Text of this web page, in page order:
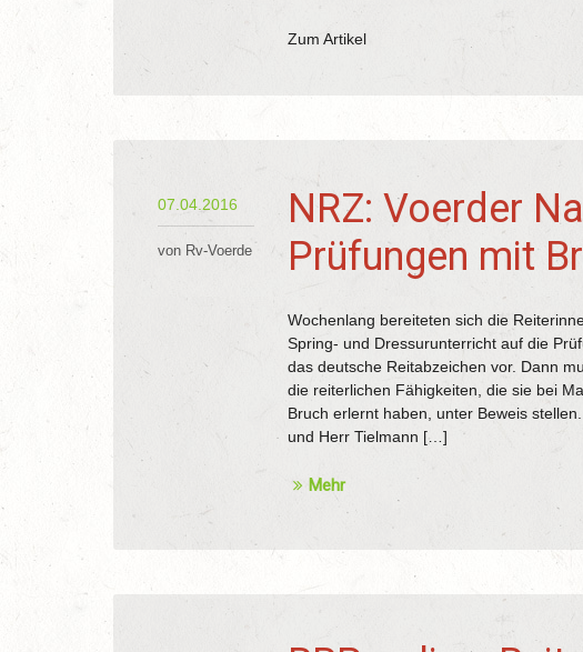
Zum Artikel
07.04.2016
von Rv-Voerde
NRZ: Voerder
Prüfungen mit
Wochenlang bereiteten sich die
Spring- und Dressurunterricht auf die
das deutsche Reitabzeichen vor. Dann
die reiterlichen Fähigkeiten, die sie bei
Bruch erlernt haben, unter Beweis
und Herr Tielmann […]
Mehr